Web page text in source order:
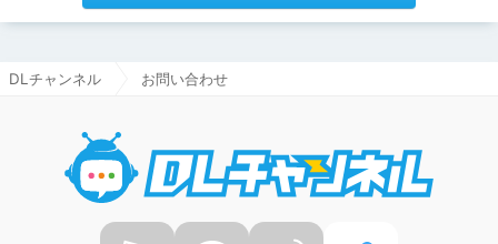
DLチャンネル お問い合わせ